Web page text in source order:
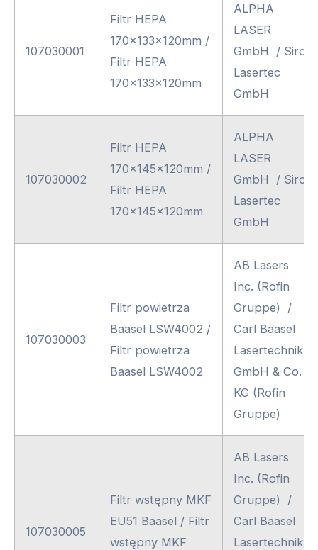
107030001
Filtr HEPA
170x133x120mm /
Filtr HEPA
170x133x120mm
ALPHA
LASER
GmbH / Siro
Lasertec
GmbH
107030002
Filtr HEPA
170x145x120mm /
Filtr HEPA
170x145x120mm
ALPHA
LASER
GmbH / Siro
Lasertec
GmbH
107030003
Filtr powietrza
Baasel LSW4002 /
Filtr powietrza
Baasel LSW4002
AB Lasers
Inc. (Rofin
Gruppe) /
Carl Baasel
Lasertechnik
GmbH & Co.
KG (Rofin
Gruppe)
107030005
Filtr wstępny MKF
EU51 Baasel / Filtr
wstępny MKF
AB Lasers
Inc. (Rofin
Gruppe) /
Carl Baasel
Lasertechnik